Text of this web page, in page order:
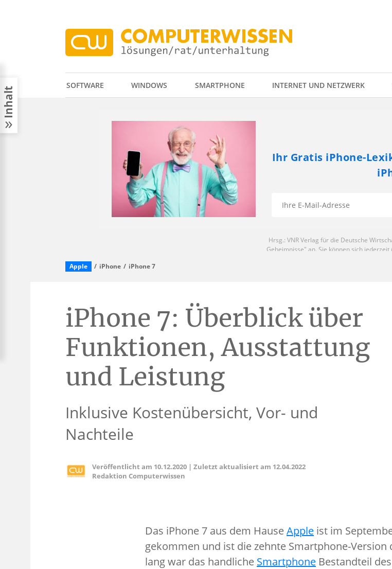
SOFTWARE WINDOWS SMARTPHONE INTERNET UND NETZWERK
Apple iPhone iPhone 7
iPhone 7: Überblick über
Funktionen, Ausstattung
und Leistung
Inklusive Kostenübersicht, Vor- und
Nachteile
Veröffentlicht am 10.12.2020 | Zuletzt aktualisiert am 12.04.2022
Redaktion Computerwissen
Das iPhone 7 aus dem HauseApple ist im
gekommen und ist die zehnte Smartphone-Version
lang war das handliche Smartphone Bestandteil
Inhalt